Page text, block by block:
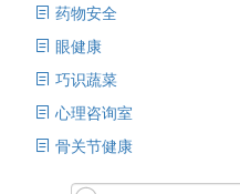
药物安全
眼健康
巧识蔬菜
心理咨询室
骨关节健康